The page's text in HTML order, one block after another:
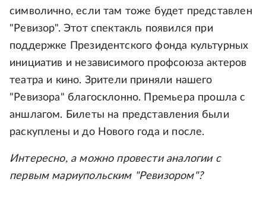
символично, если там тоже будет представлен
"Ревизор". Этот спектакль появился при
поддержке Президентского фонда культурных
инициатив и независимого профсоюза актеров
театра и кино. Зрители приняли нашего
"Ревизора" благосклонно. Премьера прошла с
аншлагом. Билеты на представления были
раскуплены и до Нового года и после.
Интересно, а можно провести аналогии с
первым мариупольским "Ревизором"?